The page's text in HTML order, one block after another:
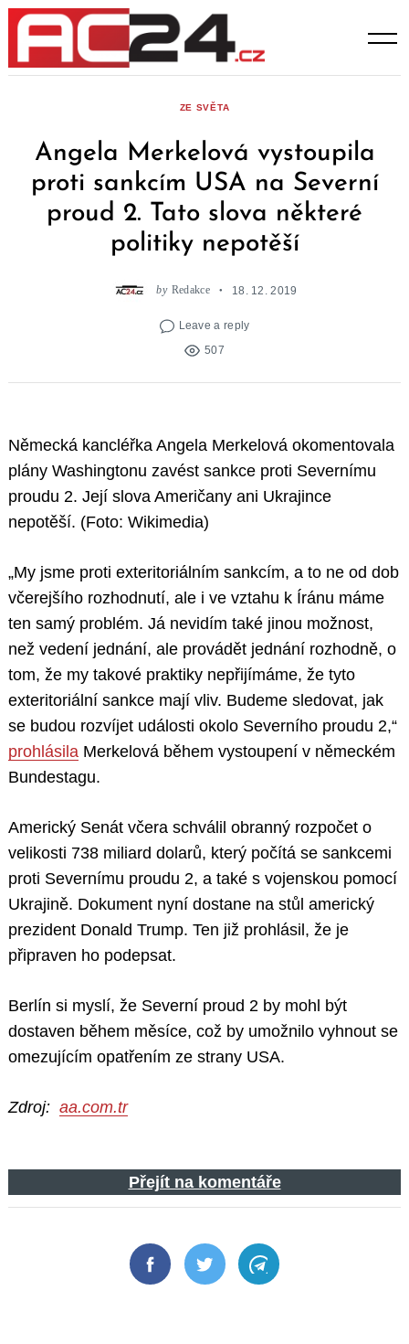
Skip
content
ZE SVĚTA
Angela Merkelová vystoupila
proti sankcím USA na Severní
proud 2. Tato slova některé
politiky nepotěší
by Redakce 18. 12. 2019
Leave a reply
507
Německá kancléřka Angela Merkelová okomentovala
plány Washingtonu zavést sankce proti Severnímu
proudu 2. Její slova Američany ani Ukrajince
nepotěší. (Foto: Wikimedia)
„My jsme proti exteritoriálním sankcím, a to ne od dob
včerejšího rozhodnutí, ale i ve vztahu k Íránu máme
ten samý problém. Já nevidím také jinou možnost,
než vedení jednání, ale provádět jednání rozhodně, o
tom, že my takové praktiky nepřijímáme, že tyto
exteritoriální sankce mají vliv. Budeme sledovat, jak
se budou rozvíjet události okolo Severního proudu 2,“
prohlásila Merkelová během vystoupení v německém
Bundestagu.
Americký Senát včera schválil obranný rozpočet o
velikosti 738 miliard dolarů, který počítá se sankcemi
proti Severnímu proudu 2, a také s vojenskou pomocí
Ukrajině. Dokument nyní dostane na stůl americký
prezident Donald Trump. Ten již prohlásil, že je
připraven ho podepsat.
Berlín si myslí, že Severní proud 2 by mohl být
dostaven během měsíce, což by umožnilo vyhnout se
omezujícím opatřením ze strany USA.
Zdroj: aa.com.tr
Přejít na komentáře
FacebookTwitter Telegram